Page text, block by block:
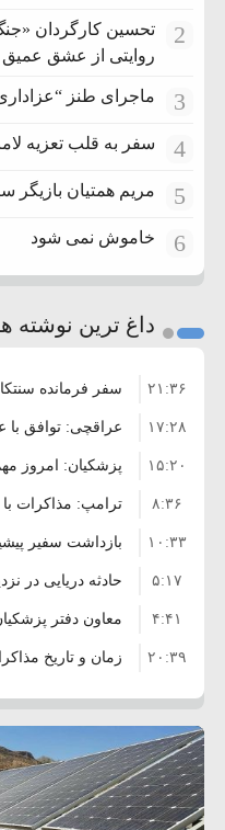
2
تحسین کارگردان
روایتی از عشق عمیق
3 ماجرای طنز
4 سفر به قلب تعزیه لامرد از نگاه
5 مریم همتیان بازیگر
6 خاموش نمی شود
داغ ترین نوشته
سفر فرمانده ۲۱:۳۶
عراقچی: توافق
۱۱ درصدی ایران از خزر
۱۷:۲۸
پزشکیان: امروز
است
۱۵:۲۰
ترامپ: مذاکرات ۸:۳۶
بازداشت سفیر
فساد و اختلاس
۱۰:۳۳
حادثه دریایی در ۵:۱۷
معاون دفتر
واهی و کذب
۴:۴۱
زمان و تاریخ
نشده است
۲۰:۳۹
وزیر جنگ آمریکا: ۶:۵۰
موافقت ترامپ با ۶:۲۱
هشدار عراقچی به
همراهی با آمریکا
۲:۱۵
مقام ارشد امنیتی: ۷:۱۰